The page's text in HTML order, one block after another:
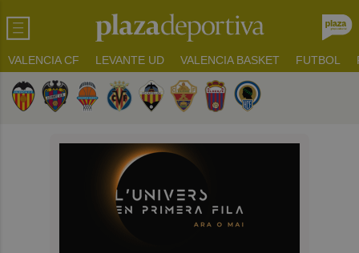
VALENCIA CF LEVANTE UD VALENCIA BASKET FUTBOL